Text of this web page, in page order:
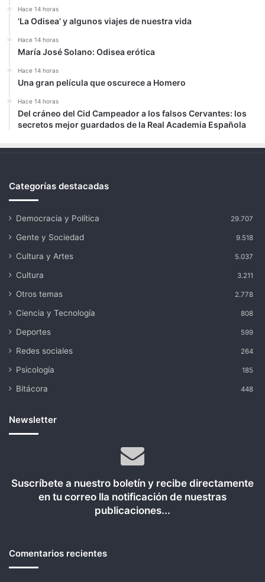
Hace 14 horas
‘La Odisea’ y algunos viajes de nuestra vida
Hace 14 horas
María José Solano: Odisea erótica
Hace 14 horas
Una gran película que oscurece a Homero
Hace 14 horas
Del cráneo del Cid Campeador a los falsos Cervantes: los
secretos mejor guardados de la Real Academia Española
Categorías destacadas
Democracia y Política 29.707
Gente y Sociedad 9.518
Cultura y Artes 5.037
Cultura 3.211
Otros temas 2.778
Ciencia y Tecnología 808
Deportes 599
Redes sociales 264
Psicología 185
Bitácora 448
Newsletter
Suscríbete a nuestro boletín y recibe directamente
en tu correo lla notificación de nuestras
publicaciones...
Comentarios recientes